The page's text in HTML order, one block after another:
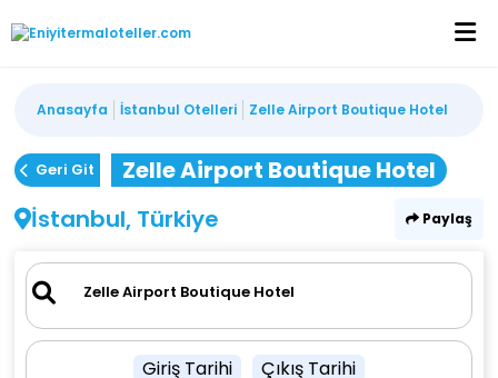
Anasayfa İstanbul Otelleri Zelle Airport Boutique Hotel
Geri Git
Zelle Airport Boutique Hotel
İstanbul, Türkiye
Paylaş
Giriş Tarihi Çıkış Tarihi